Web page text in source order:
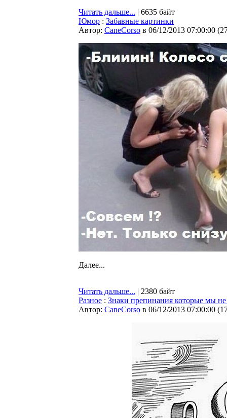
Читать дальше... | 6635 байт
Юмор : Забавные картинки
Автор: CaneCorso в 06/12/2013 07:00:00 (
Далее...
Читать дальше... | 2380 байт
Разное : Знаки препинания которые мы не
Автор: CaneCorso в 06/12/2013 07:00:00 (